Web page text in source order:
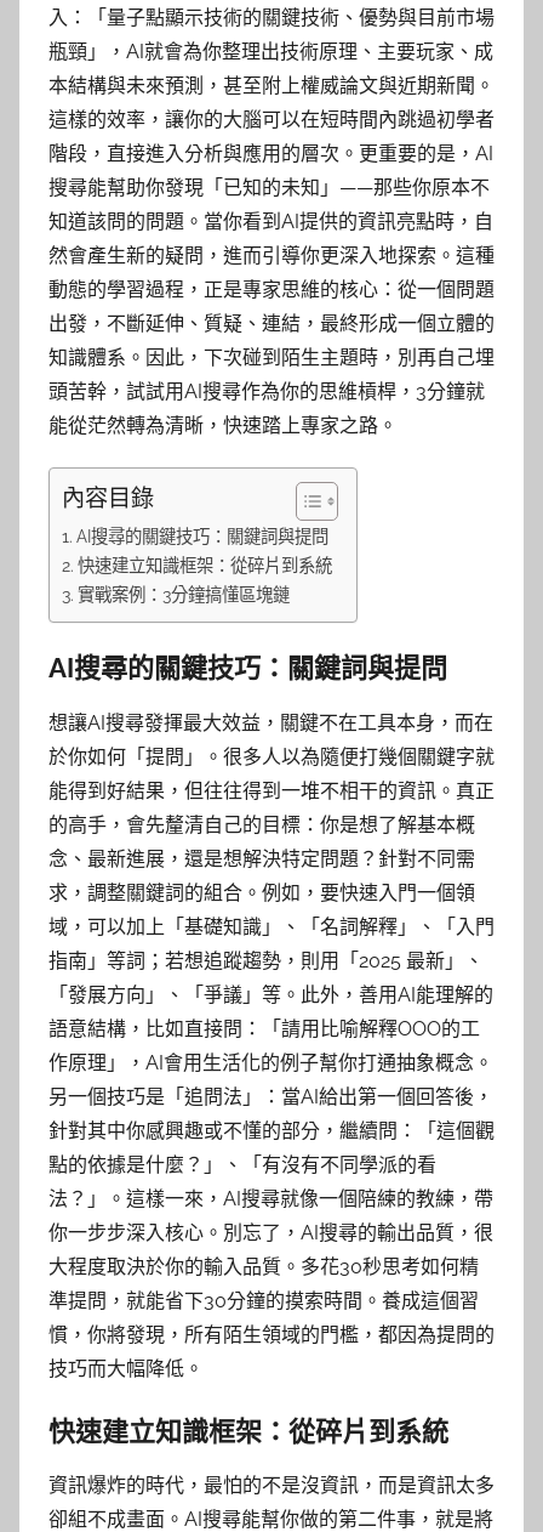
入：「量子點顯示技術的關鍵技術、優勢與目前市場
瓶頸」，AI就會為你整理出技術原理、主要玩家、成
本結構與未來預測，甚至附上權威論文與近期新聞。
這樣的效率，讓你的大腦可以在短時間內跳過初學者
階段，直接進入分析與應用的層次。更重要的是，AI
搜尋能幫助你發現「已知的未知」——那些你原本不
知道該問的問題。當你看到AI提供的資訊亮點時，自
然會產生新的疑問，進而引導你更深入地探索。這種
動態的學習過程，正是專家思維的核心：從一個問題
出發，不斷延伸、質疑、連結，最終形成一個立體的
知識體系。因此，下次碰到陌生主題時，別再自己埋
頭苦幹，試試用AI搜尋作為你的思維槓桿，3分鐘就
能從茫然轉為清晰，快速踏上專家之路。
內容目錄
AI搜尋的關鍵技巧：關鍵詞與提問
快速建立知識框架：從碎片到系統
實戰案例：3分鐘搞懂區塊鏈
AI搜尋的關鍵技巧：關鍵詞與提問
想讓AI搜尋發揮最大效益，關鍵不在工具本身，而在
於你如何「提問」。很多人以為隨便打幾個關鍵字就
能得到好結果，但往往得到一堆不相干的資訊。真正
的高手，會先釐清自己的目標：你是想了解基本概
念、最新進展，還是想解決特定問題？針對不同需
求，調整關鍵詞的組合。例如，要快速入門一個領
域，可以加上「基礎知識」、「名詞解釋」、「入門
指南」等詞；若想追蹤趨勢，則用「2025 最新」、
「發展方向」、「爭議」等。此外，善用AI能理解的
語意結構，比如直接問：「請用比喻解釋OOO的工
作原理」，AI會用生活化的例子幫你打通抽象概念。
另一個技巧是「追問法」：當AI給出第一個回答後，
針對其中你感興趣或不懂的部分，繼續問：「這個觀
點的依據是什麼？」、「有沒有不同學派的看
法？」。這樣一來，AI搜尋就像一個陪練的教練，帶
你一步步深入核心。別忘了，AI搜尋的輸出品質，很
大程度取決於你的輸入品質。多花30秒思考如何精
準提問，就能省下30分鐘的摸索時間。養成這個習
慣，你將發現，所有陌生領域的門檻，都因為提問的
技巧而大幅降低。
快速建立知識框架：從碎片到系統
資訊爆炸的時代，最怕的不是沒資訊，而是資訊太多
卻組不成畫面。AI搜尋能幫你做的第二件事，就是將